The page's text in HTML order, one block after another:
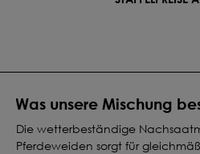
Was unsere Mischung
Die wetterbeständige
Pferdeweiden sorgt für